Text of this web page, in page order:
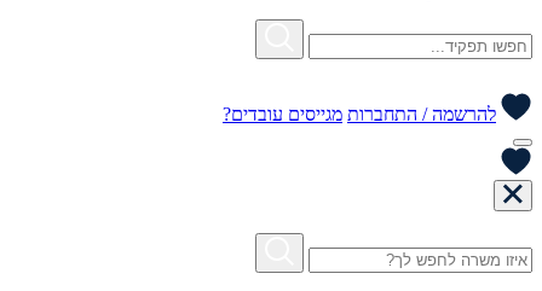
להרשמה / התחברות מגייסים עובדים?